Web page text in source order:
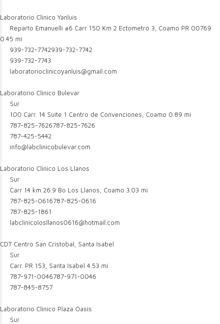
Laboratorio Clinico Yanluis
Reparto Emanuelli #6 Carr 150 Km 2 Ectometro 3, Coamo PR 00769
0.45 mi
939-732-7742939-732-7742
939-732-7743
laboratorioclinicoyanluis@gmail.com
Laboratorio Clinico Bulevar
Sur
100 Carr. 14 Suite 1 Centro de Convenciones, Coamo 0.89 mi
787-825-7626787-825-7626
787-425-5442
info@labclinicobulevar.com
Laboratorio Clinico Los Llanos
Sur
Carr 14 km 26.9 Bo Los Llanos, Coamo 3.03 mi
787-825-0616787-825-0616
787-825-1861
labclinicolosllanos0616@hotmail.com
CDT Centro San Cristobal, Santa Isabel
Sur
Carr. PR 153, Santa Isabel 4.53 mi
787-971-0046787-971-0046
787-845-8757
Laboratorio Clinico Plaza Oasis
Sur